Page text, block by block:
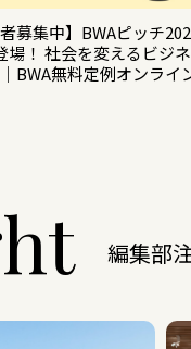
者募集中】BWAピッチ
場！ 社会を変えるビジ
BWA無料定例オンライ
編集部